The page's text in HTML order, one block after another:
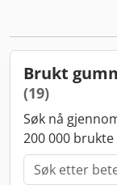
Brukt
(19)
Søk nå
200 000